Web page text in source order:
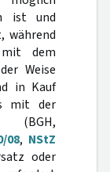
ist und
während
dem
Weise
in Kauf
mit der
(BGH,
08, NStZ
oder